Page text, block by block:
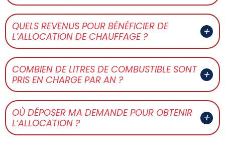
QUELS REVENUS POUR BÉNÉFICIER DE
L’ALLOCATION DE CHAUFFAGE ?
COMBIEN DE LITRES DE COMBUSTIBLE SONT
PRIS EN CHARGE PAR AN ?
OÙ DÉPOSER MA DEMANDE POUR OBTENIR
L’ALLOCATION ?